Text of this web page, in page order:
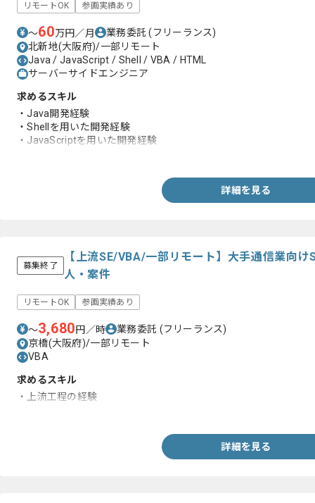
リモートOK 参画実績あり
〜60万円／月 業務委託(フリーランス)
北新地(大阪府)/一部リモート
Java / JavaScript / Shell / VBA / HTML
サーバーサイドエンジニア
求めるスキル
・Java開発経験
・Shellを用いた開発経験
・JavaScriptを用いた開発経験
詳細を見る
募集終了
【上流SE/VBA/一部リモート】大手通信業向け
人・案件
リモートOK 参画実績あり
〜3,680円／時 業務委託 (フリーランス)
京橋(大阪府)/一部リモート
VBA
求めるスキル
・上流工程の経験
詳細を見る